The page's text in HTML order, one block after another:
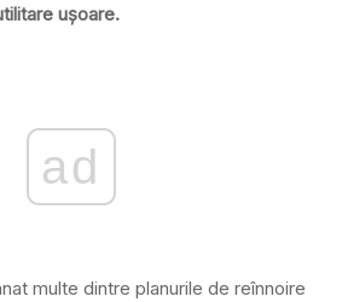
ușoare.
ad
multe dintre planurile de reînnoire